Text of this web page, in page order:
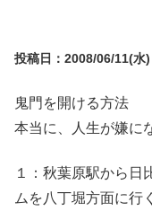
投稿日：2008/06/11(
鬼門を開ける方法
本当に、人生が嫌に
１：秋葉原駅から日
ムを八丁堀方面に行